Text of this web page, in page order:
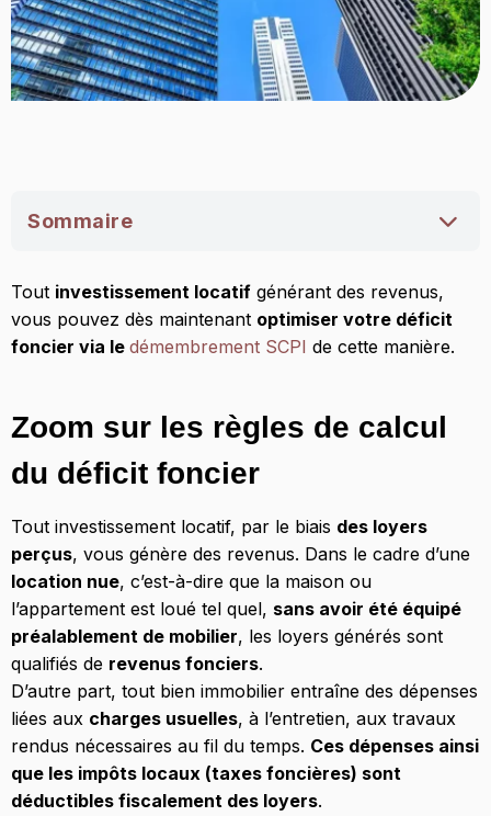
Sommaire
Zoom sur les règles de calcul du déficit foncier
Les 2 types de démembrement immobilier
Usufruit SCPI et déficit foncier, la formule
Tout investissement locatif générant des revenus,
vous pouvez dès maintenant optimiser votre déficit
foncier via le démembrement SCPI de cette manière.
Zoom sur les règles de calcul
du déficit foncier
Tout investissement locatif, par le biais des loyers
perçus, vous génère des revenus. Dans le cadre d’une
location nue, c’est-à-dire que la maison ou
l’appartement est loué tel quel, sans avoir été équipé
préalablement de mobilier, les loyers générés sont
qualifiés de revenus fonciers.
D’autre part, tout bien immobilier entraîne des dépenses
liées aux charges usuelles, à l’entretien, aux travaux
rendus nécessaires au fil du temps. Ces dépenses ainsi
que les impôts locaux (taxes foncières) sont
déductibles fiscalement des loyers.